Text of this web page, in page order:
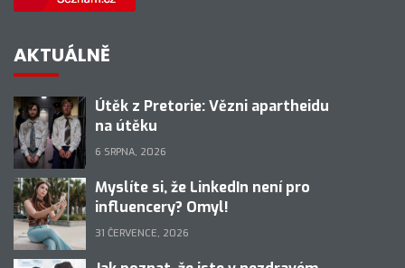
AKTUÁLNĚ
Útěk z Pretorie: Vězni apartheidu
na útěku
6 SRPNA, 2026
Myslíte si, že LinkedIn není pro
influencery? Omyl!
31 ČERVENCE, 2026